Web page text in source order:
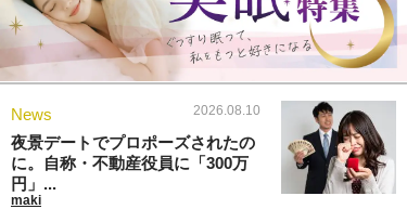
News 2026.08.10
夜景デートでプロポーズされたの
に。自称・不動産役員に「300万
円」...
maki